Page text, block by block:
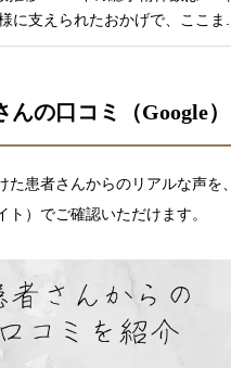
に支えられたおかげで、ここま...
んの口コミ（Google）
た患者さんからのリアルな声を、
ト）でご確認いただけます。